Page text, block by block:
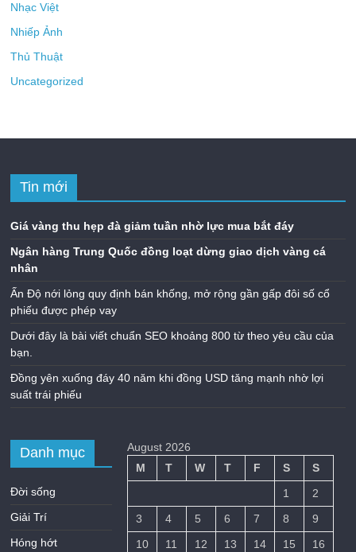
Nhạc Việt
Nhiếp Ảnh
Thủ Thuật
Uncategorized
Tin mới
Giá vàng thu hẹp đà giảm tuần nhờ lực mua bắt đáy
Ngân hàng Trung Quốc đồng loạt dừng giao dịch vàng cá
nhân
Ấn Độ nới lỏng quy định bán khống, mở rộng gần gấp đôi số cổ
phiếu được phép vay
Dưới đây là bài viết chuẩn SEO khoảng 800 từ theo yêu cầu của
bạn.
Đồng yên xuống đáy 40 năm khi đồng USD tăng mạnh nhờ lợi
suất trái phiếu
Danh mục
Đời sống
Giải Trí
Hóng hớt
August 2026
M
T W T F S
S
1
2
3
4 5 6 7 8
9
10
11 12 13 14 15 16